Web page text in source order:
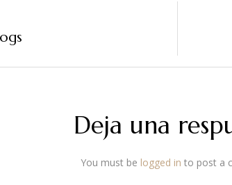
Deja una
You must be logged in to post a